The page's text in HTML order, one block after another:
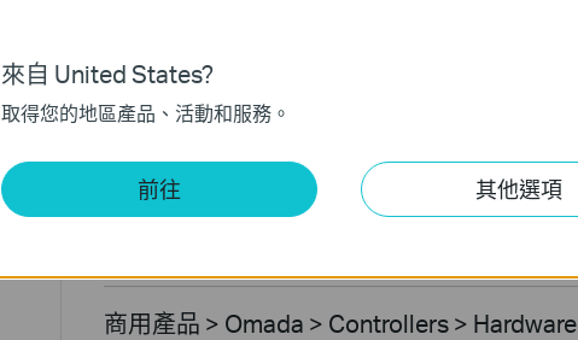
SOHO Networking
商用產品 > Omada > Switches > Access
商用產品 > Omada > Switches > Access Plus
商用產品 > Omada > Controllers > Hardware
來自 United States?
取得您的地區產品、活動和服務。
前往 其他選項